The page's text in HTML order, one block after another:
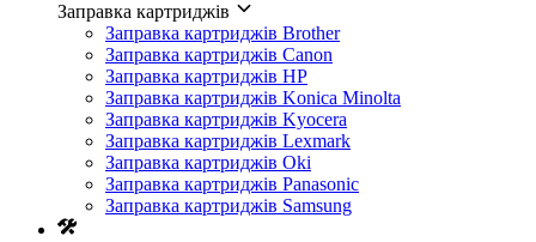
Заправка картриджів
Заправка картриджів Brother
Заправка картриджів Canon
Заправка картриджів HP
Заправка картриджів Konica Minolta
Заправка картриджів Kyocera
Заправка картриджів Lexmark
Заправка картриджів Oki
Заправка картриджів Panasonic
Заправка картриджів Samsung